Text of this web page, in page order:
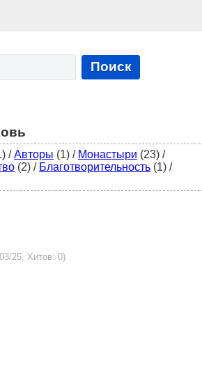
Поиск
/Авторы (1) / Монастыри (23) /
(2) / Благотворительность (1) /
25, Хитов: 0)